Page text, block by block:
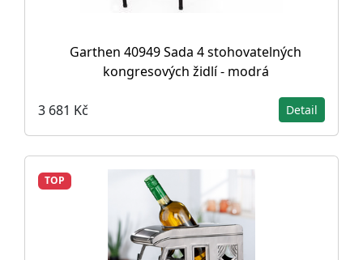
Garthen 40949 Sada 4 stohovatelných
kongresových židlí - modrá
3 681 Kč Detail
TOP